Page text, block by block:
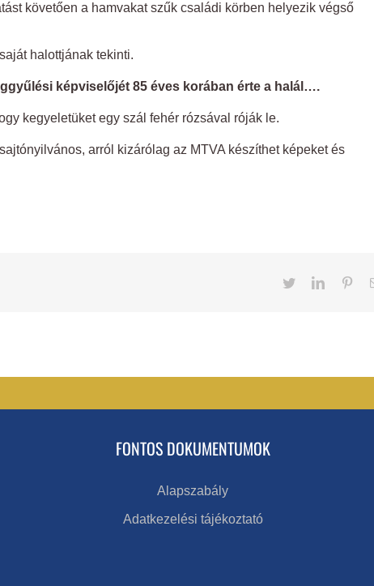
követően a hamvakat szűk családi körben helyezik végső
halottjának tekinti.
képviselőjét 85 éves korában érte a halál….
kegyeletüket egy szál fehér rózsával róják le.
arról kizárólag az MTVA készíthet képeket és
TwitterLinkedIn
FONTOS DOKUMENTUMOK
Alapszabály
Adatkezelési tájékoztató